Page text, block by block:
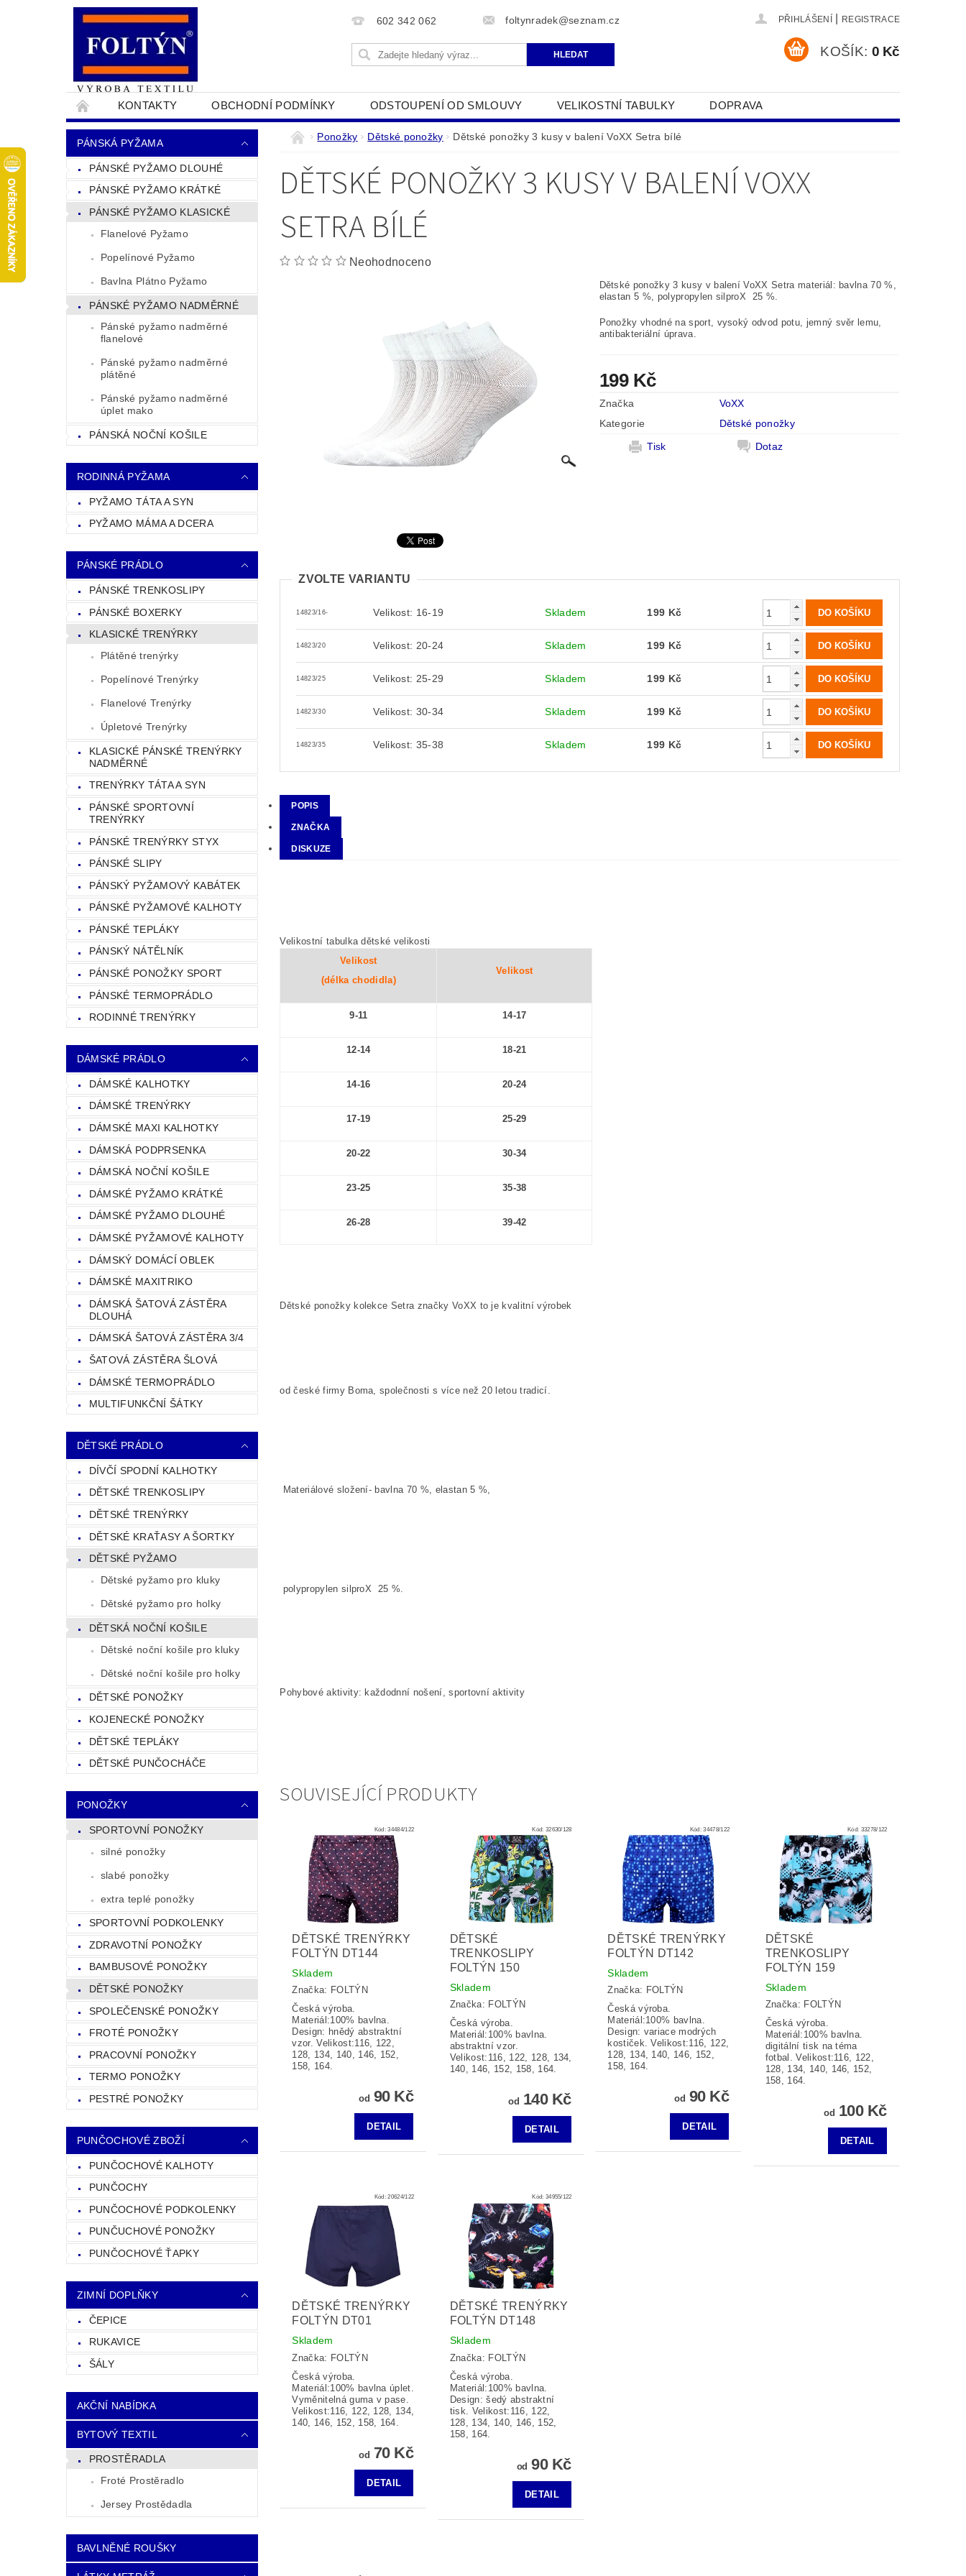
602 342 062 foltynradek@seznam.cz PŘIHLÁŠENÍ REGISTRACE
KOŠÍK: 0 Kč
KONTAKTY OBCHODNÍ PODMÍNKY ODSTOUPENÍ OD SMLOUVY VELIKOSTNÍ TABULKY DOPRAVA
PRO OBCHODNÍKY NAPIŠTE NÁM JAK POUŽÍVÁME COOKIES PODMÍNKY OCHRANY OSOBNÍCH ÚDAJŮ
PÁNSKÁ PYŽAMA
PÁNSKÉ PYŽAMO DLOUHÉ
PÁNSKÉ PYŽAMO KRÁTKÉ
PÁNSKÉ PYŽAMO KLASICKÉ
Flanelové Pyžamo
Popelínové Pyžamo
Bavlna Plátno Pyžamo
PÁNSKÉ PYŽAMO NADMĚRNÉ
Pánské pyžamo nadměrné
flanelové
Pánské pyžamo nadměrné
plátěné
Pánské pyžamo nadměrné
úplet mako
PÁNSKÁ NOČNÍ KOŠILE
RODINNÁ PYŽAMA
PYŽAMO TÁTA A SYN
PYŽAMO MÁMA A DCERA
PÁNSKÉ PRÁDLO
PÁNSKÉ TRENKOSLIPY
PÁNSKÉ BOXERKY
KLASICKÉ TRENÝRKY
Plátěné trenýrky
Popelínové Trenýrky
Flanelové Trenýrky
Úpletové Trenýrky
KLASICKÉ PÁNSKÉ TRENÝRKY
NADMĚRNÉ
TRENÝRKY TÁTA A SYN
PÁNSKÉ SPORTOVNÍ
TRENÝRKY
PÁNSKÉ TRENÝRKY STYX
PÁNSKÉ SLIPY
PÁNSKÝ PYŽAMOVÝ KABÁTEK
PÁNSKÉ PYŽAMOVÉ KALHOTY
PÁNSKÉ TEPLÁKY
PÁNSKÝ NÁTĚLNÍK
PÁNSKÉ PONOŽKY SPORT
PÁNSKÉ TERMOPRÁDLO
RODINNÉ TRENÝRKY
DÁMSKÉ PRÁDLO
DÁMSKÉ KALHOTKY
DÁMSKÉ TRENÝRKY
DÁMSKÉ MAXI KALHOTKY
DÁMSKÁ PODPRSENKA
DÁMSKÁ NOČNÍ KOŠILE
DÁMSKÉ PYŽAMO KRÁTKÉ
DÁMSKÉ PYŽAMO DLOUHÉ
DÁMSKÉ PYŽAMOVÉ KALHOTY
DÁMSKÝ DOMÁCÍ OBLEK
DÁMSKÉ MAXITRIKO
DÁMSKÁ ŠATOVÁ ZÁSTĚRA
DLOUHÁ
DÁMSKÁ ŠATOVÁ ZÁSTĚRA 3/4
ŠATOVÁ ZÁSTĚRA ŠLOVÁ
DÁMSKÉ TERMOPRÁDLO
MULTIFUNKČNÍ ŠÁTKY
DĚTSKÉ PRÁDLO
DÍVČÍ SPODNÍ KALHOTKY
DĚTSKÉ TRENKOSLIPY
DĚTSKÉ TRENÝRKY
DĚTSKÉ KRAŤASY A ŠORTKY
DĚTSKÉ PYŽAMO
Dětské pyžamo pro kluky
Dětské pyžamo pro holky
DĚTSKÁ NOČNÍ KOŠILE
Dětské noční košile pro kluky
Dětské noční košile pro holky
DĚTSKÉ PONOŽKY
KOJENECKÉ PONOŽKY
DĚTSKÉ TEPLÁKY
DĚTSKÉ PUNČOCHÁČE
PONOŽKY
SPORTOVNÍ PONOŽKY
silné ponožky
slabé ponožky
extra teplé ponožky
SPORTOVNÍ PODKOLENKY
ZDRAVOTNÍ PONOŽKY
BAMBUSOVÉ PONOŽKY
DĚTSKÉ PONOŽKY
SPOLEČENSKÉ PONOŽKY
FROTÉ PONOŽKY
PRACOVNÍ PONOŽKY
TERMO PONOŽKY
PESTRÉ PONOŽKY
PUNČOCHOVÉ ZBOŽÍ
PUNČOCHOVÉ KALHOTY
PUNČOCHY
PUNČOCHOVÉ PODKOLENKY
PUNČUCHOVÉ PONOŽKY
PUNČOCHOVÉ ŤAPKY
ZIMNÍ DOPLŇKY
ČEPICE
RUKAVICE
ŠÁLY
AKČNÍ NABÍDKA
BYTOVÝ TEXTIL
PROSTĚRADLA
Froté Prostěradlo
Jersey Prostědadla
BAVLNĚNÉ ROUŠKY
Ponožky Dětské ponožky Dětské ponožky 3 kusy v balení VoXX Setra bílé
DĚTSKÉ PONOŽKY 3 KUSY V BALENÍ VOXX
SETRA BÍLÉ
Neohodnoceno
Dětské ponožky 3 kusy v balení VoXX Setra materiál: bavlna 70 %,
elastan 5 %, polypropylen silproX 25 %.
Ponožky vhodné na sport, vysoký odvod potu, jemný svěr lemu,
antibakteriální úprava.
199 Kč
Značka
VoXX
Kategorie
Dětské ponožky
Tisk
Dotaz
ZVOLTE VARIANTU
14823/16- Velikost: 16-19 Skladem 199 Kč
14823/20 Velikost: 20-24 Skladem 199 Kč
14823/25 Velikost: 25-29 Skladem 199 Kč
14823/30 Velikost: 30-34 Skladem 199 Kč
14823/35 Velikost: 35-38 Skladem 199 Kč
POPIS
ZNAČKA
DISKUZE
Velikostní tabulka dětské velikosti
Velikost
(délka chodidla)
Velikost
9-11 14-17
12-14 18-21
14-16 20-24
17-19 25-29
20-22 30-34
23-25 35-38
26-28 39-42
Dětské ponožky kolekce Setra značky VoXX to je kvalitní výrobek
od české firmy Boma, společnosti s více než 20 letou tradicí.
Materiálové složení- bavlna 70 %, elastan 5 %,
polypropylen silproX 25 %.
Pohybové aktivity: každodnní nošení, sportovní aktivity
SOUVISEJÍCÍ PRODUKTY
Kód:34484/122
DĚTSKÉ TRENÝRKY
FOLTÝN DT144
Skladem
Značka: FOLTÝN
Česká výroba.
Materiál:100% bavlna.
Design: hnědý abstraktní
vzor. Velikost:116, 122,
128, 134, 140, 146, 152,
158, 164.
od 90 Kč
DETAIL
Kód: 32630/128
DĚTSKÉ
TRENKOSLIPY
FOLTÝN 150
Skladem
Značka: FOLTÝN
Česká výroba.
Materiál:100% bavlna.
abstraktní vzor.
Velikost:116, 122, 128, 134,
140, 146, 152, 158, 164.
od 140 Kč
DETAIL
Kód:34478/122
DĚTSKÉ TRENÝRKY
FOLTÝN DT142
Skladem
Značka: FOLTÝN
Česká výroba.
Materiál:100% bavlna.
Design: variace modrých
kostiček. Velikost:116, 122,
128, 134, 140, 146, 152,
158, 164.
od 90 Kč
DETAIL
Kód: 33278/122
DĚTSKÉ
TRENKOSLIPY
FOLTÝN 159
Skladem
Značka: FOLTÝN
Česká výroba.
Materiál:100% bavlna.
digitální tisk na téma
fotbal. Velikost:116, 122,
128, 134, 140, 146, 152,
158, 164.
od 100 Kč
DETAIL
Kód:20624/122
DĚTSKÉ TRENÝRKY
FOLTÝN DT01
Skladem
Značka: FOLTÝN
Česká výroba.
Materiál:100% bavlna úplet.
Vyměnitelná guma v pase.
Velikost:116, 122, 128, 134,
140, 146, 152, 158, 164.
od 70 Kč
DETAIL
Kód: 34955/122
DĚTSKÉ TRENÝRKY
FOLTÝN DT148
Skladem
Značka: FOLTÝN
Česká výroba.
Materiál:100% bavlna.
Design: šedý abstraktní
tisk. Velikost:116, 122,
128, 134, 140, 146, 152,
158, 164.
od 90 Kč
DETAIL